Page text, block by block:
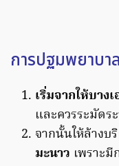
การปฐมพยาบา
เริ่มจากให้บาง
และควรระมัดร
จากนั้นให้ล้าง
มะนาว เพราะ